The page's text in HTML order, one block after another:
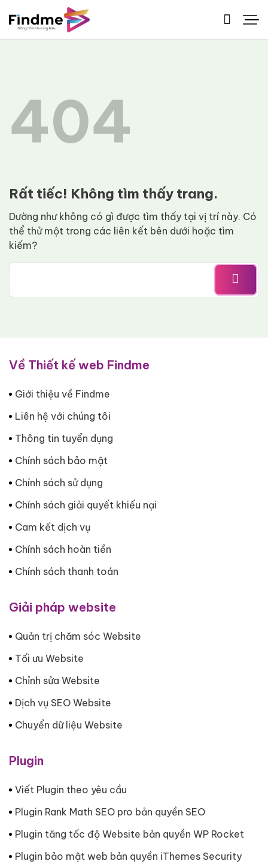
qua
nội
404
Rất tiếc! Không tìm thấy trang.
Dường như không có gì được tìm thấy tại vị trí này. Có
thể thử một trong các liên kết bên dưới hoặc tìm
kiếm?
Về Thiết kế web Findme
Giới thiệu về Findme
Liên hệ với chúng tôi
Thông tin tuyển dụng
Chính sách bảo mật
Chính sách sử dụng
Chính sách giải quyết khiếu nại
Cam kết dịch vụ
Chính sách hoàn tiền
Chính sách thanh toán
Giải pháp website
Quản trị chăm sóc Website
Tối ưu Website
Chỉnh sửa Website
Dịch vụ SEO Website
Chuyển dữ liệu Website
Plugin
Viết Plugin theo yêu cầu
Plugin Rank Math SEO pro bản quyền SEO
Plugin tăng tốc độ Website bản quyền WP Rocket
Plugin bảo mật web bản quyền iThemes Security